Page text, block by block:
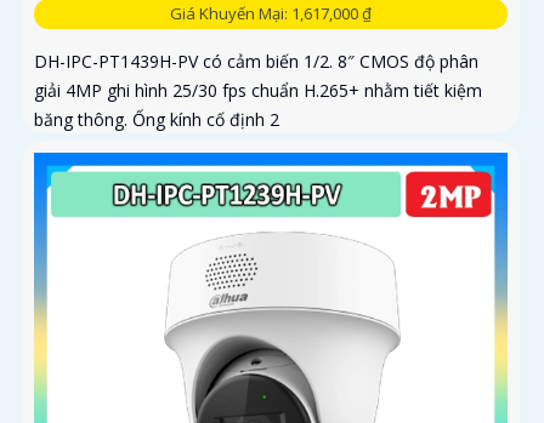
Giá Khuyến Mại: 1,617,000 ₫
DH-IPC-PT1439H-PV có cảm biến 1/2. 8″ CMOS độ phân
giải 4MP ghi hình 25/30 fps chuẩn H.265+ nhằm tiết kiệm
băng thông. Ống kính cố định 2